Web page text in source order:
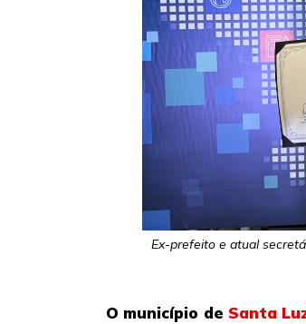
Ex-prefeito e atual
O município de Santa